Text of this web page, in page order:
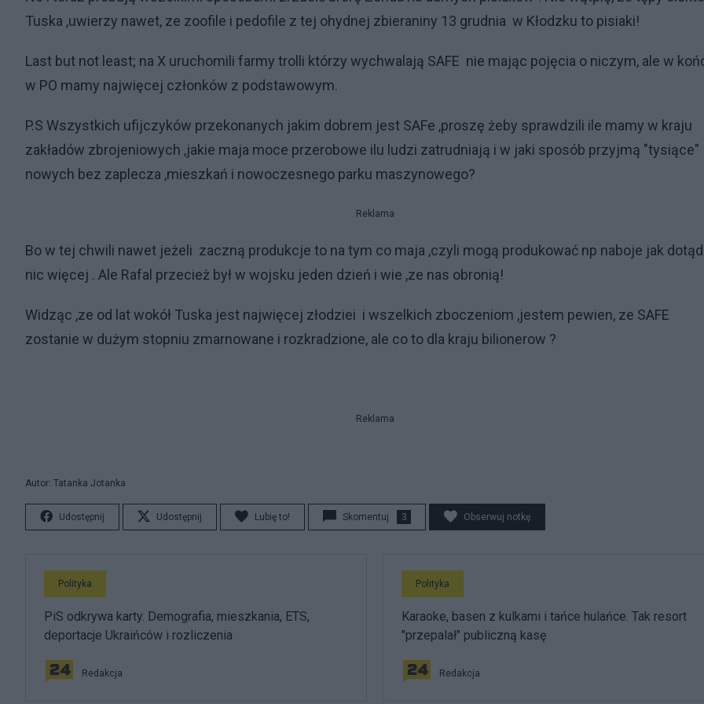
Tuska ,uwierzy nawet, ze zoofile i pedofile z tej ohydnej zbieraniny 13 grudnia w Kłodzku to pisiaki!
Last but not least; na X uruchomili farmy trolli którzy wychwalają SAFE nie mając pojęcia o niczym, ale w
w PO mamy najwięcej członków z podstawowym.
P.S Wszystkich ufijczyków przekonanych jakim dobrem jest SAFe ,proszę żeby sprawdzili ile mamy w kraju
zakładów zbrojeniowych ,jakie maja moce przerobowe ilu ludzi zatrudniają i w jaki sposób przyjmą "tysiące"
nowych bez zaplecza ,mieszkań i nowoczesnego parku maszynowego?
Reklama
Bo w tej chwili nawet jeżeli zaczną produkcje to na tym co maja ,czyli mogą produkować np naboje jak
nic więcej . Ale Rafal przecież był w wojsku jeden dzień i wie ,ze nas obronią!
Widząc ,ze od lat wokół Tuska jest najwięcej złodziei i wszelkich zboczeniom ,jestem pewien, ze SAFE
zostanie w dużym stopniu zmarnowane i rozkradzione, ale co to dla kraju bilionerow ?
Reklama
Autor: Tatanka Jotanka
Udostępnij Udostępnij Lubię to! Skomentuj 3 Obserwuj notkę
Polityka
PiS odkrywa karty. Demografia, mieszkania, ETS,
deportacje Ukraińców i rozliczenia
Redakcja
Polityka
Karaoke, basen z kulkami i tańce hulańce. Tak resort
"przepalał" publiczną kasę
Redakcja